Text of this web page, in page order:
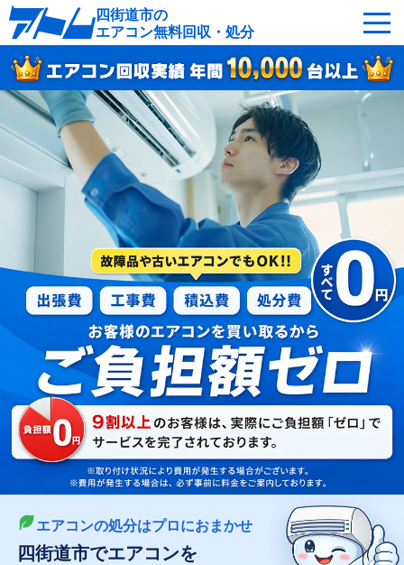
四街道市の
エアコン無料回収・処分
サービスの特徴 回収可能なエアコン
対応エリア 回収の流れ
よくあるご質問 運営会社
四街道市へ無料出張
最短即日 お急ぎの方はこちら
050-5482-9461
受付：24時間年中無休（通話料無料）
LINEやメールでカンタン依頼
メールで回収依頼 LINEで回収依頼
エアコンの処分はプロにおまかせ
四街道市でエアコンを